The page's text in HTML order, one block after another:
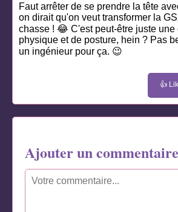
Faut arrêter de se prendre la tête
on dirait qu'on veut transformer la
chasse ! 😂 C'est peut-être juste une
physique et de posture, hein ? Pas
un ingénieur pour ça. 😉
👍
Ajouter un commentaire